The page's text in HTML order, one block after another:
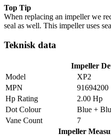
Top Tip
When replacing an impeller we
seal as well. This impeller uses
Teknisk data
Impeller
Model
XP2
MPN
91694200
Hp Rating
2.00 Hp
Dot Colour
Blue +
Vane Count
7
Impeller